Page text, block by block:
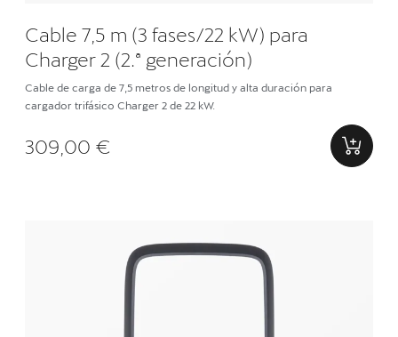
Cable 7,5 m (3 fases/22 kW) para
Charger 2 (2.ª generación)
Cable de carga de 7,5 metros de longitud y alta duración para
cargador trifásico Charger 2 de 22 kW.
309,00 €